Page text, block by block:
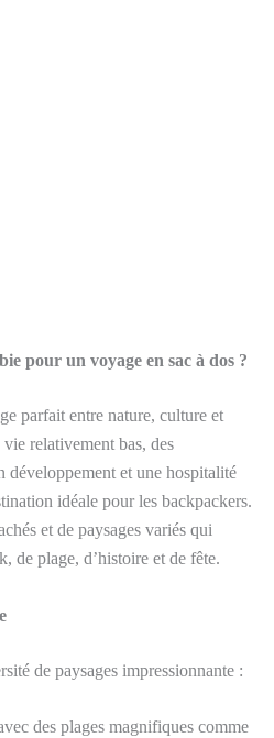
pour un voyage en sac à dos ?
parfait entre nature, culture et
relativement bas, des
développement et une hospitalité
idéale pour les backpackers.
et de paysages variés qui
de plage, d’histoire et de fête.
de paysages impressionnante :
des plages magnifiques comme